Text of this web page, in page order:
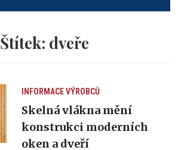
Štítek: dveře
INFORMACE VÝROBCŮ
Skelná vlákna mění
konstrukci moderních
oken a dveří